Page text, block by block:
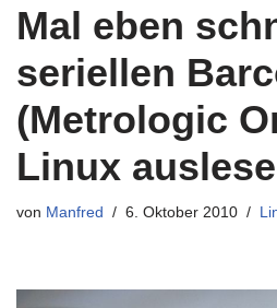
Mal eben
seriellen
(Metrologic
Linux
von Manfred 6. Oktober 2010